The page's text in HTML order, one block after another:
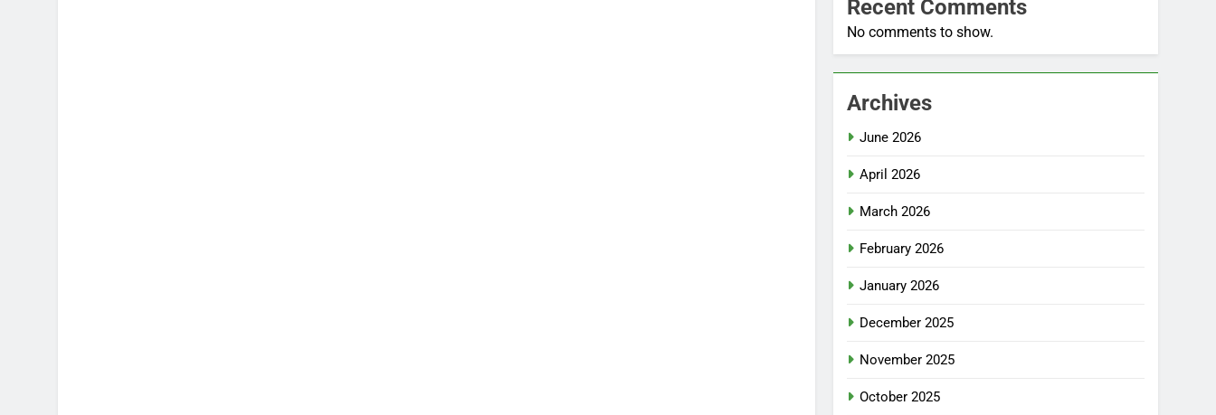
Recent Comments
No comments to show.
Archives
June 2026
April 2026
March 2026
February 2026
January 2026
December 2025
November 2025
October 2025